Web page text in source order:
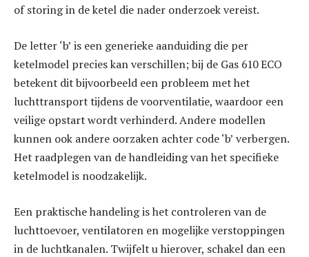
of storing in de ketel die nader onderzoek vereist.
De letter ‘b’ is een generieke aanduiding die per
ketelmodel precies kan verschillen; bij de Gas 610 ECO
betekent dit bijvoorbeeld een probleem met het
luchttransport tijdens de voorventilatie, waardoor een
veilige opstart wordt verhinderd. Andere modellen
kunnen ook andere oorzaken achter code ‘b’ verbergen.
Het raadplegen van de handleiding van het specifieke
ketelmodel is noodzakelijk.
Een praktische handeling is het controleren van de
luchttoevoer, ventilatoren en mogelijke verstoppingen
in de luchtkanalen. Twijfelt u hierover, schakel dan een